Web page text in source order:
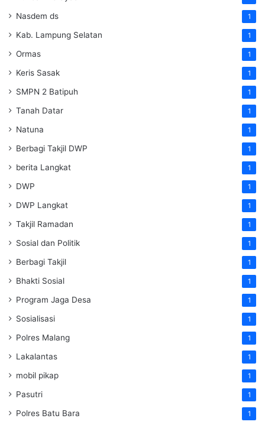
Nasdem ds 1
Kab. Lampung Selatan 1
Ormas 1
Keris Sasak 1
SMPN 2 Batipuh 1
Tanah Datar 1
Natuna 1
Berbagi Takjil DWP 1
berita Langkat 1
DWP 1
DWP Langkat 1
Takjil Ramadan 1
Sosial dan Politik 1
Berbagi Takjil 1
Bhakti Sosial 1
Program Jaga Desa 1
Sosialisasi 1
Polres Malang 1
Lakalantas 1
mobil pikap 1
Pasutri 1
Polres Batu Bara 1